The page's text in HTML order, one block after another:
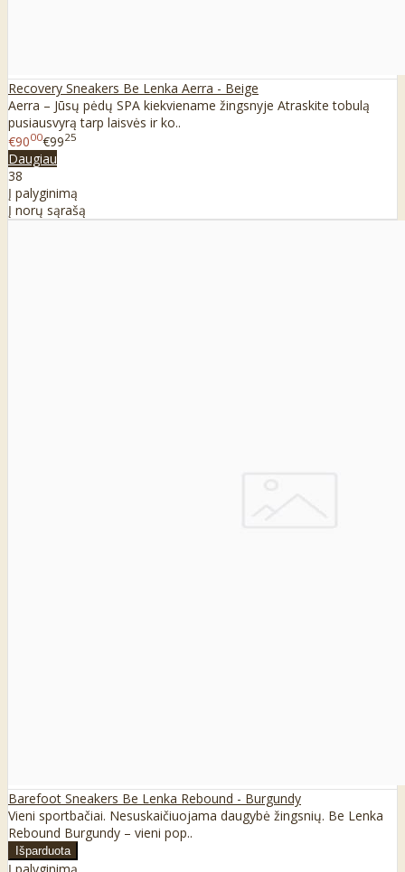
Recovery Sneakers Be Lenka Aerra - Beige
Aerra – Jūsų pėdų SPA kiekviename žingsnyje Atraskite tobulą
pusiausvyrą tarp laisvės ir ko..
€9000€9925
Daugiau
38
Į palyginimą
Į norų sąrašą
Barefoot Sneakers Be Lenka Rebound - Burgundy
Vieni sportbačiai. Nesuskaičiuojama daugybė žingsnių. Be Lenka
Rebound Burgundy – vieni pop..